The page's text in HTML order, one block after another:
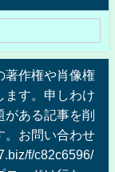
著作権や肖像権
ます。申しわけ
ある記事を削
。お問い合わせ
f/c82c6596/